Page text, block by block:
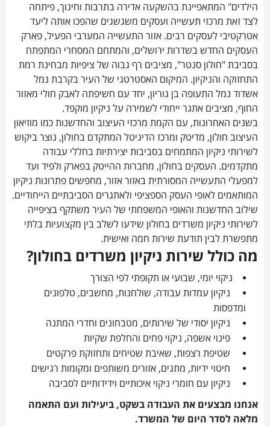
הילדים" המתאפיינת בהשקעה אדירה בתרבות וחינוך, פיתחה
לצד זאת מרכזי תעשייה ועסקים משגשגים שהפכו אותה ליעד
אטרקטיבי לעסקים רבים. אזור התעשייה המערבי הפעיל, פארק
העסקים החדש בשדרות ירושלים, והמתחם המסחרי המתפתח
בסביבת "חולון סנטר", מציבים רף גבוה של ציפיות מבחינת רמת
התחזוקה והניקיון. המיקום האסטרטגי של העיר בקרבת נמל
אשדוד נמל התעופה בן גוריון, יחד עם חשיפתה לאבק חולי מאזור
החוף, מציבים אתגר ייחודי לשמירה על ניקיון מוקפד.
בשנים האחרונות, עם הקמת מרכזי העיצוב והחדשנות כמו מוזיאון
העיצוב חולון, מדיטק ומרכז הדיגיטל המתקדם בחולון, נוצר ביקוש
לשירותי ניקיון המתמחים בסביבות יצירתיות בחללי עבודה
מתקדמים. העסקים בחולון, מחברות ההייטק בפארק ולפיד ועד
למפעלי התעשייה המסורתית באזור אזור, מחפשים פתרונות ניקיון
המותאמים לאופי העסק הספציפי ולאתגרים הסביבתיים הייחודיים.
שילוב החדשנות והאופי המשפחתי של העיר משתקף בציפייה
לשירותי ניקיון משרדים בחולון שידעו לשלב בין מקצועיות בלתי
מתפשרת לבין תודעת שירות חמה ואישית.
מה כולל שירות ניקיון משרדים בחולון?
ניקוי יומי, שבועי או תקופתי לפי הצורך
ניקיון עמדות עבודה, שולחנות, מחשבים, טלפונים
ומדפסות
ניקיון יסודי של שירותים, מטבחונים וחדרי המתנה
פינוי אשפה, ניקוי פחים והחלפת שקיות
שטיפת רצפות, שאיבת שטיחים ותחזוקת פרקטים
חיטוי ידיות, מתגים, אזורים משותפים ומקומות רגישים
ניקיון עם חומרי ניקוי איכותיים וידידותיים לסביבה
אנחנו מבצעים את העבודה בשקט, ביעילות ועם התאמה
מלאה לסדר היום של המשרד.